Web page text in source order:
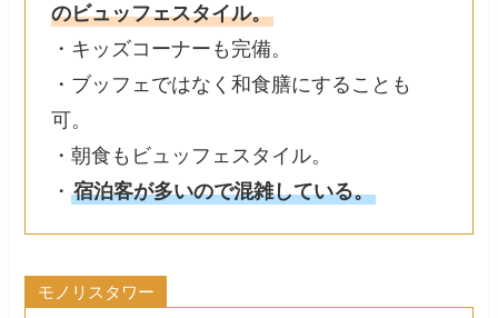
のビュッフェスタイル。
・キッズコーナーも完備。
・ブッフェではなく和食膳にすることも
可。
・朝食もビュッフェスタイル。
・ 宿泊客が多いので混雑している。
モノリスタワー